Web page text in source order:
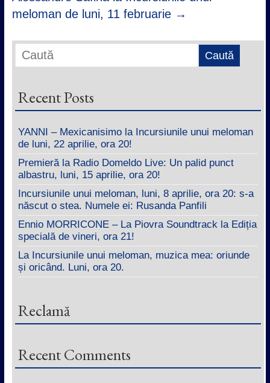
meloman de luni, 11 februarie →
Recent Posts
YANNI – Mexicanisimo la Incursiunile unui meloman
de luni, 22 aprilie, ora 20!
Premieră la Radio Domeldo Live: Un palid punct
albastru, luni, 15 aprilie, ora 20!
Incursiunile unui meloman, luni, 8 aprilie, ora 20: s-a
născut o stea. Numele ei: Rusanda Panfili
Ennio MORRICONE – La Piovra Soundtrack la Ediția
specială de vineri, ora 21!
La Incursiunile unui meloman, muzica mea: oriunde
și oricând. Luni, ora 20.
Reclamă
Recent Comments